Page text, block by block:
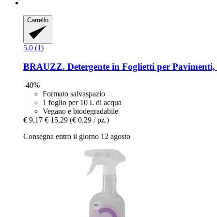
Carrello
5.0 (1)
BRAUZZ. Detergente in Foglietti per Pavimenti,
-40%
Formato salvaspazio
1 foglio per 10 L di acqua
Vegano e biodegradabile
€ 9,17 € 15,29 (€ 0,29 / pz.)
Consegna entro il giorno 12 agosto